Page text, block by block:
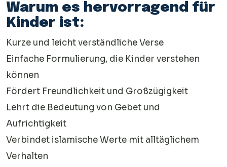
Warum es hervorragend für
Kinder ist:
Kurze und leicht verständliche Verse
Einfache Formulierung, die Kinder verstehen
können
Fördert Freundlichkeit und Großzügigkeit
Lehrt die Bedeutung von Gebet und
Aufrichtigkeit
Verbindet islamische Werte mit alltäglichem
Verhalten